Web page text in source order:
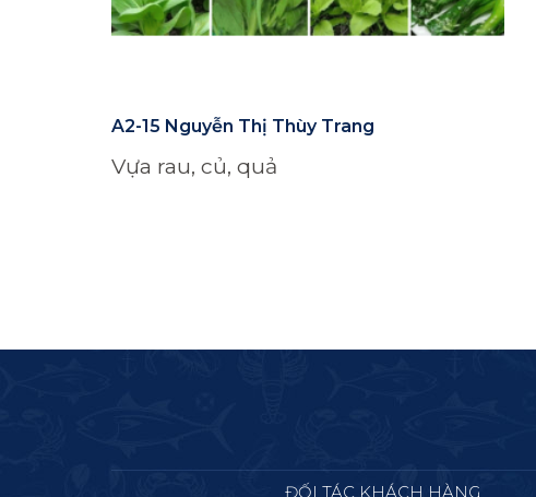
A2-15 Nguyễn Thị Thùy Trang
Vựa rau, củ, quả
ĐỐI TÁC KHÁCH HÀNG